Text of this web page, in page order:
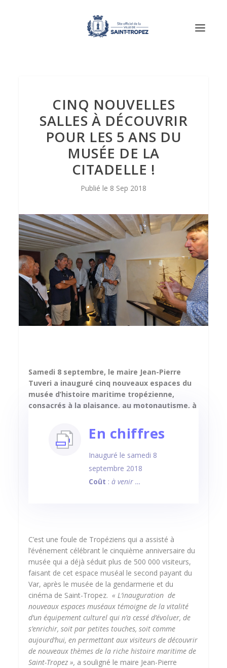
CINQ NOUVELLES
SALLES À DÉCOUVRIR
POUR LES 5 ANS DU
MUSÉE DE LA
CITADELLE !
8 Sep 2018
Samedi 8 septembre, le maire Jean-Pierre
Tuveri a inauguré cinq nouveaux espaces du
musée d’histoire maritime tropézienne,
consacrés à la plaisance, au motonautisme, à
Levant et à l’usine des câbles Grammont.
En chiffres
Inauguré le samedi 8
septembre 2018
Coût :à venir …
C’est une foule de Tropéziens qui a assisté à
l’événement célébrant le cinquième anniversaire du
musée qui a déjà séduit plus de 500 000 visiteurs,
faisant de cet espace muséal le second payant du
Var, après le musée de la gendarmerie et du
cinéma de Saint-Tropez.« L’inauguration de
nouveaux espaces muséaux témoigne de la vitalité
d’un équipement culturel qui n’a cessé d’évoluer, de
s’enrichir, soit par petites touches, soit comme
aujourd’hui, en permettant aux visiteurs de découvrir
de nouveaux thèmes de la riche histoire maritime de
Saint-Tropez », a souligné le maire Jean-Pierre